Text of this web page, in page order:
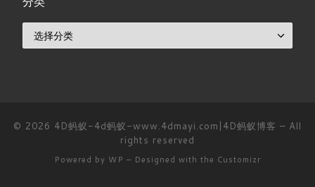
© 2026 4D蚂蚁-4d蚂蚁-www.4dmayi.com|4D蚂蚁博客 – All
rights reserved
Powered by WP – Designed with the Customizr